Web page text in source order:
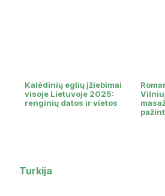
Kalėdinių eglių įžiebimai
visoje Lietuvoje 2025:
renginių datos ir vietos
Turkija